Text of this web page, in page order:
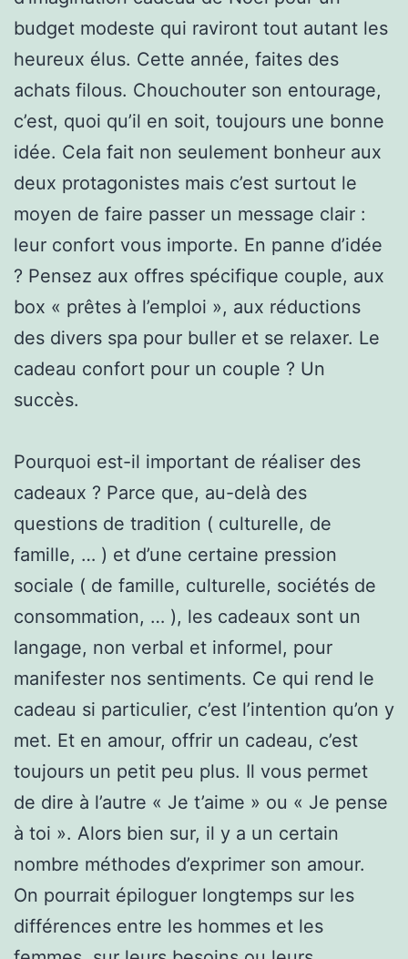
budget modeste qui raviront tout autant les
heureux élus. Cette année, faites des
achats filous. Chouchouter son entourage,
c’est, quoi qu’il en soit, toujours une bonne
idée. Cela fait non seulement bonheur aux
deux protagonistes mais c’est surtout le
moyen de faire passer un message clair :
leur confort vous importe. En panne d’idée
? Pensez aux offres spécifique couple, aux
box « prêtes à l’emploi », aux réductions
des divers spa pour buller et se relaxer. Le
cadeau confort pour un couple ? Un
succès.
Pourquoi est-il important de réaliser des
cadeaux ? Parce que, au-delà des
questions de tradition ( culturelle, de
famille, … ) et d’une certaine pression
sociale ( de famille, culturelle, sociétés de
consommation, … ), les cadeaux sont un
langage, non verbal et informel, pour
manifester nos sentiments. Ce qui rend le
cadeau si particulier, c’est l’intention qu’on y
met. Et en amour, offrir un cadeau, c’est
toujours un petit peu plus. Il vous permet
de dire à l’autre « Je t’aime » ou « Je pense
à toi ». Alors bien sur, il y a un certain
nombre méthodes d’exprimer son amour.
On pourrait épiloguer longtemps sur les
différences entre les hommes et les